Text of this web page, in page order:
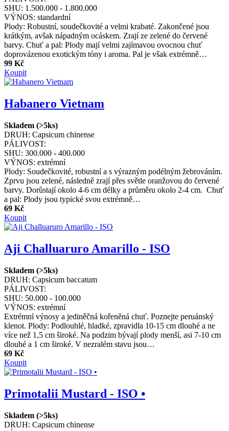
SHU: 1.500.000 - 1.800.000
VÝNOS: standardní
Plody: Robustní, soudečkovité a velmi krabaté. Zakončené jsou
krátkým, avšak nápadným ocáskem. Zrají ze zelené do červené
barvy. Chuť a pal: Plody mají velmi zajímavou ovocnou chuť
doprovázenou exotickým tóny i aroma. Pal je však extrémně…
99 Kč
Koupit
Habanero Vietnam
Skladem (>5ks)
DRUH: Capsicum chinense
PÁLIVOST:
SHU: 300.000 - 400.000
VÝNOS: extrémní
Plody: Soudečkovité, robustní a s výrazným podélným žebrováním.
Zprvu jsou zelené, následně zrají přes světle oranžovou do červené
barvy. Dorůstají okolo 4-6 cm délky a průměru okolo 2-4 cm. Chuť
a pal: Plody jsou typické svou extrémně…
69 Kč
Koupit
Aji Challuaruro Amarillo - ISO
Skladem (>5ks)
DRUH: Capsicum baccatum
PÁLIVOST:
SHU: 50.000 - 100.000
VÝNOS: extrémní
Extrémní výnosy a jediněčná kořeněná chuť. Poznejte peruánský
klenot. Plody: Podlouhlé, hladké, zpravidla 10-15 cm dlouhé a ne
více než 1,5 cm široké. Na podzim bývají plody menší, asi 7-10 cm
dlouhé a 1 cm široké. V nezralém stavu jsou…
69 Kč
Koupit
Primotalii Mustard - ISO •
Skladem (>5ks)
DRUH: Capsicum chinense